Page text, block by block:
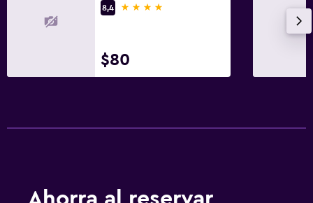
8,4
4 estrellas
$80
Ahorra al reservar